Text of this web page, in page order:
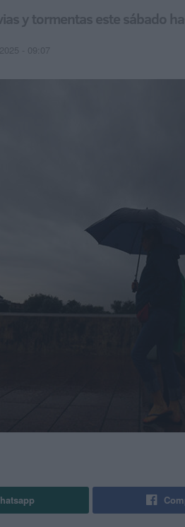
y tormentas este sábado
2025 - 09:07